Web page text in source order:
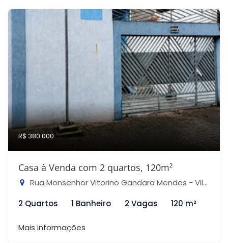
R$ 380.000
Casa à Venda com 2 quartos, 120m²
Rua Monsenhor Vitorino Gandara Mendes - Vila Santa Maria, São Paulo-SP
2 Quartos
1 Banheiro 2 Vagas 120 m²
Mais informações